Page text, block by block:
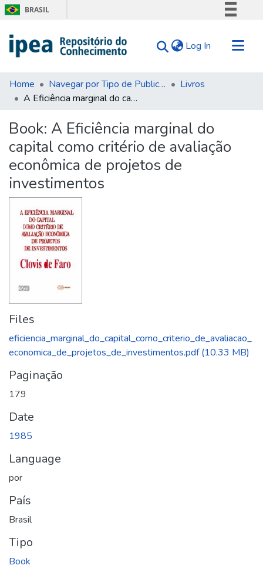
BRASIL
Comunica BR
Acesso à informação
Log In (current)
Communities & Collections
Search for
Statistics
About Us
Home Navegar por Tipo de Publicação
Livros
A Eficiência marginal do capital como critério de avaliação econômica de projetos de investimentos
Book: A Eficiência marginal do
capital como critério de avaliação
econômica de projetos de
investimentos
Files
eficiencia_marginal_do_capital_como_criterio_de_avaliacao_
economica_de_projetos_de_investimentos.pdf(10.33 MB)
Paginação
179
Date
1985
Language
por
País
Brasil
Tipo
Book